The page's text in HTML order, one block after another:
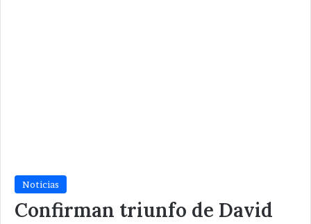
Noticias
Confirman triunfo de David